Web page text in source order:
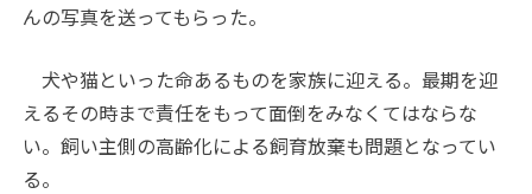
んの写真を送ってもらった。
犬や猫といった命あるものを家族に迎える。最期を迎
えるその時まで責任をもって面倒をみなくてはならな
い。飼い主側の高齢化による飼育放棄も問題となってい
る。